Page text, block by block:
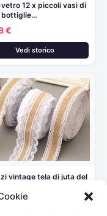
12 x piccoli vasi di
bottiglie…
€
Vedi storico
vintage tela di juta del
€